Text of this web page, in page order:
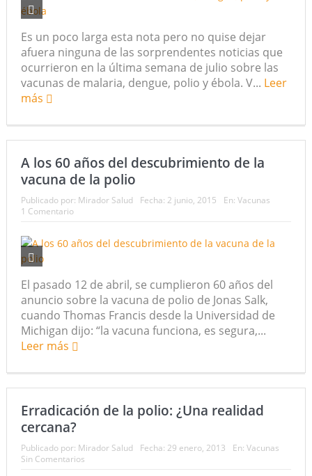
Es un poco larga esta nota pero no quise dejar
afuera ninguna de las sorprendentes noticias que
ocurrieron en la última semana de julio sobre las
vacunas de malaria, dengue, polio y ébola. V... Leer
más
A los 60 años del descubrimiento de la
vacuna de la polio
Publicado por: Mirador Salud Fecha: 2 junio, 2015 En: Vacunas
1 Comentario
El pasado 12 de abril, se cumplieron 60 años del
anuncio sobre la vacuna de polio de Jonas Salk,
cuando Thomas Francis desde la Universidad de
Michigan dijo: “la vacuna funciona, es segura,...
Leer más
Erradicación de la polio: ¿Una realidad
cercana?
Publicado por: Mirador Salud Fecha: 29 enero, 2013 En: Vacunas
Sin Comentarios